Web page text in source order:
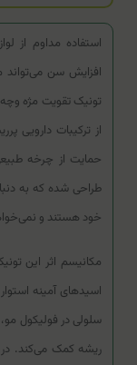
استفاده مداوم از
افزایش سن
تونیک تقویت مژه
از ترکیبات دارویی
حمایت از چرخه
طراحی شده که به
خود هستند و
مکانیسم اثر این
اسیدهای آمینه
سلولی در فولیکول مو،
ریشه کمک می‌کند. در